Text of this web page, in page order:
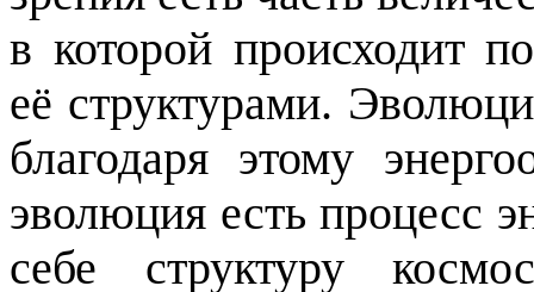
в которой происходит
её структурами.
благодаря этому
эволюция есть процесс
себе структуру